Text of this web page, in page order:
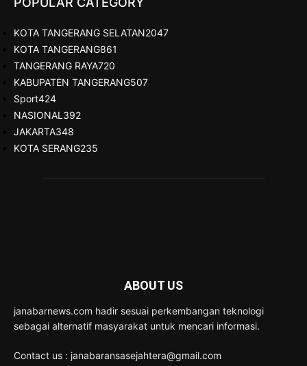
KOTA TANGERANG SELATAN2047
KOTA TANGERANG861
TANGERANG RAYA720
KABUPATEN TANGERANG507
Sport424
NASIONAL 392
JAKARTA348
KOTA SERANG235
ABOUT US
janabarnews.com hadir sesuai perkembangan teknologi
sebagai alternatif masyarakat untuk mencari informasi.
Contact us : janabaransasejahtera@gmail.com